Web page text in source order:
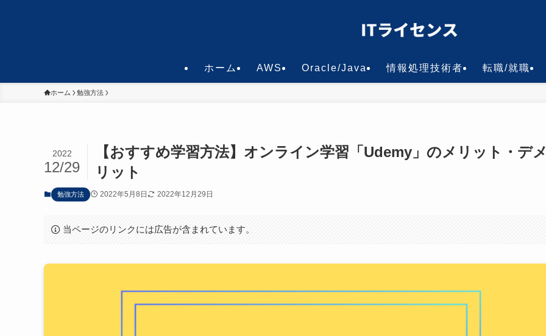
ホーム AWS Oracle/Java 情報処理技術者 転職/就職
ホーム 勉強方法
【おすすめ学習方法】オンライン学習「Udemy」のメリット・デ
リット
2022
12/29
勉強方法 2022年5月8日 2022年12月29日
当ページのリンクには広告が含まれています。